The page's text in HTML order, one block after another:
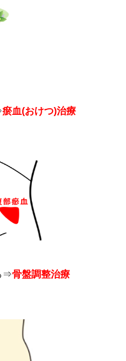
瘀血(おけつ)治療
⇒骨盤調整治療